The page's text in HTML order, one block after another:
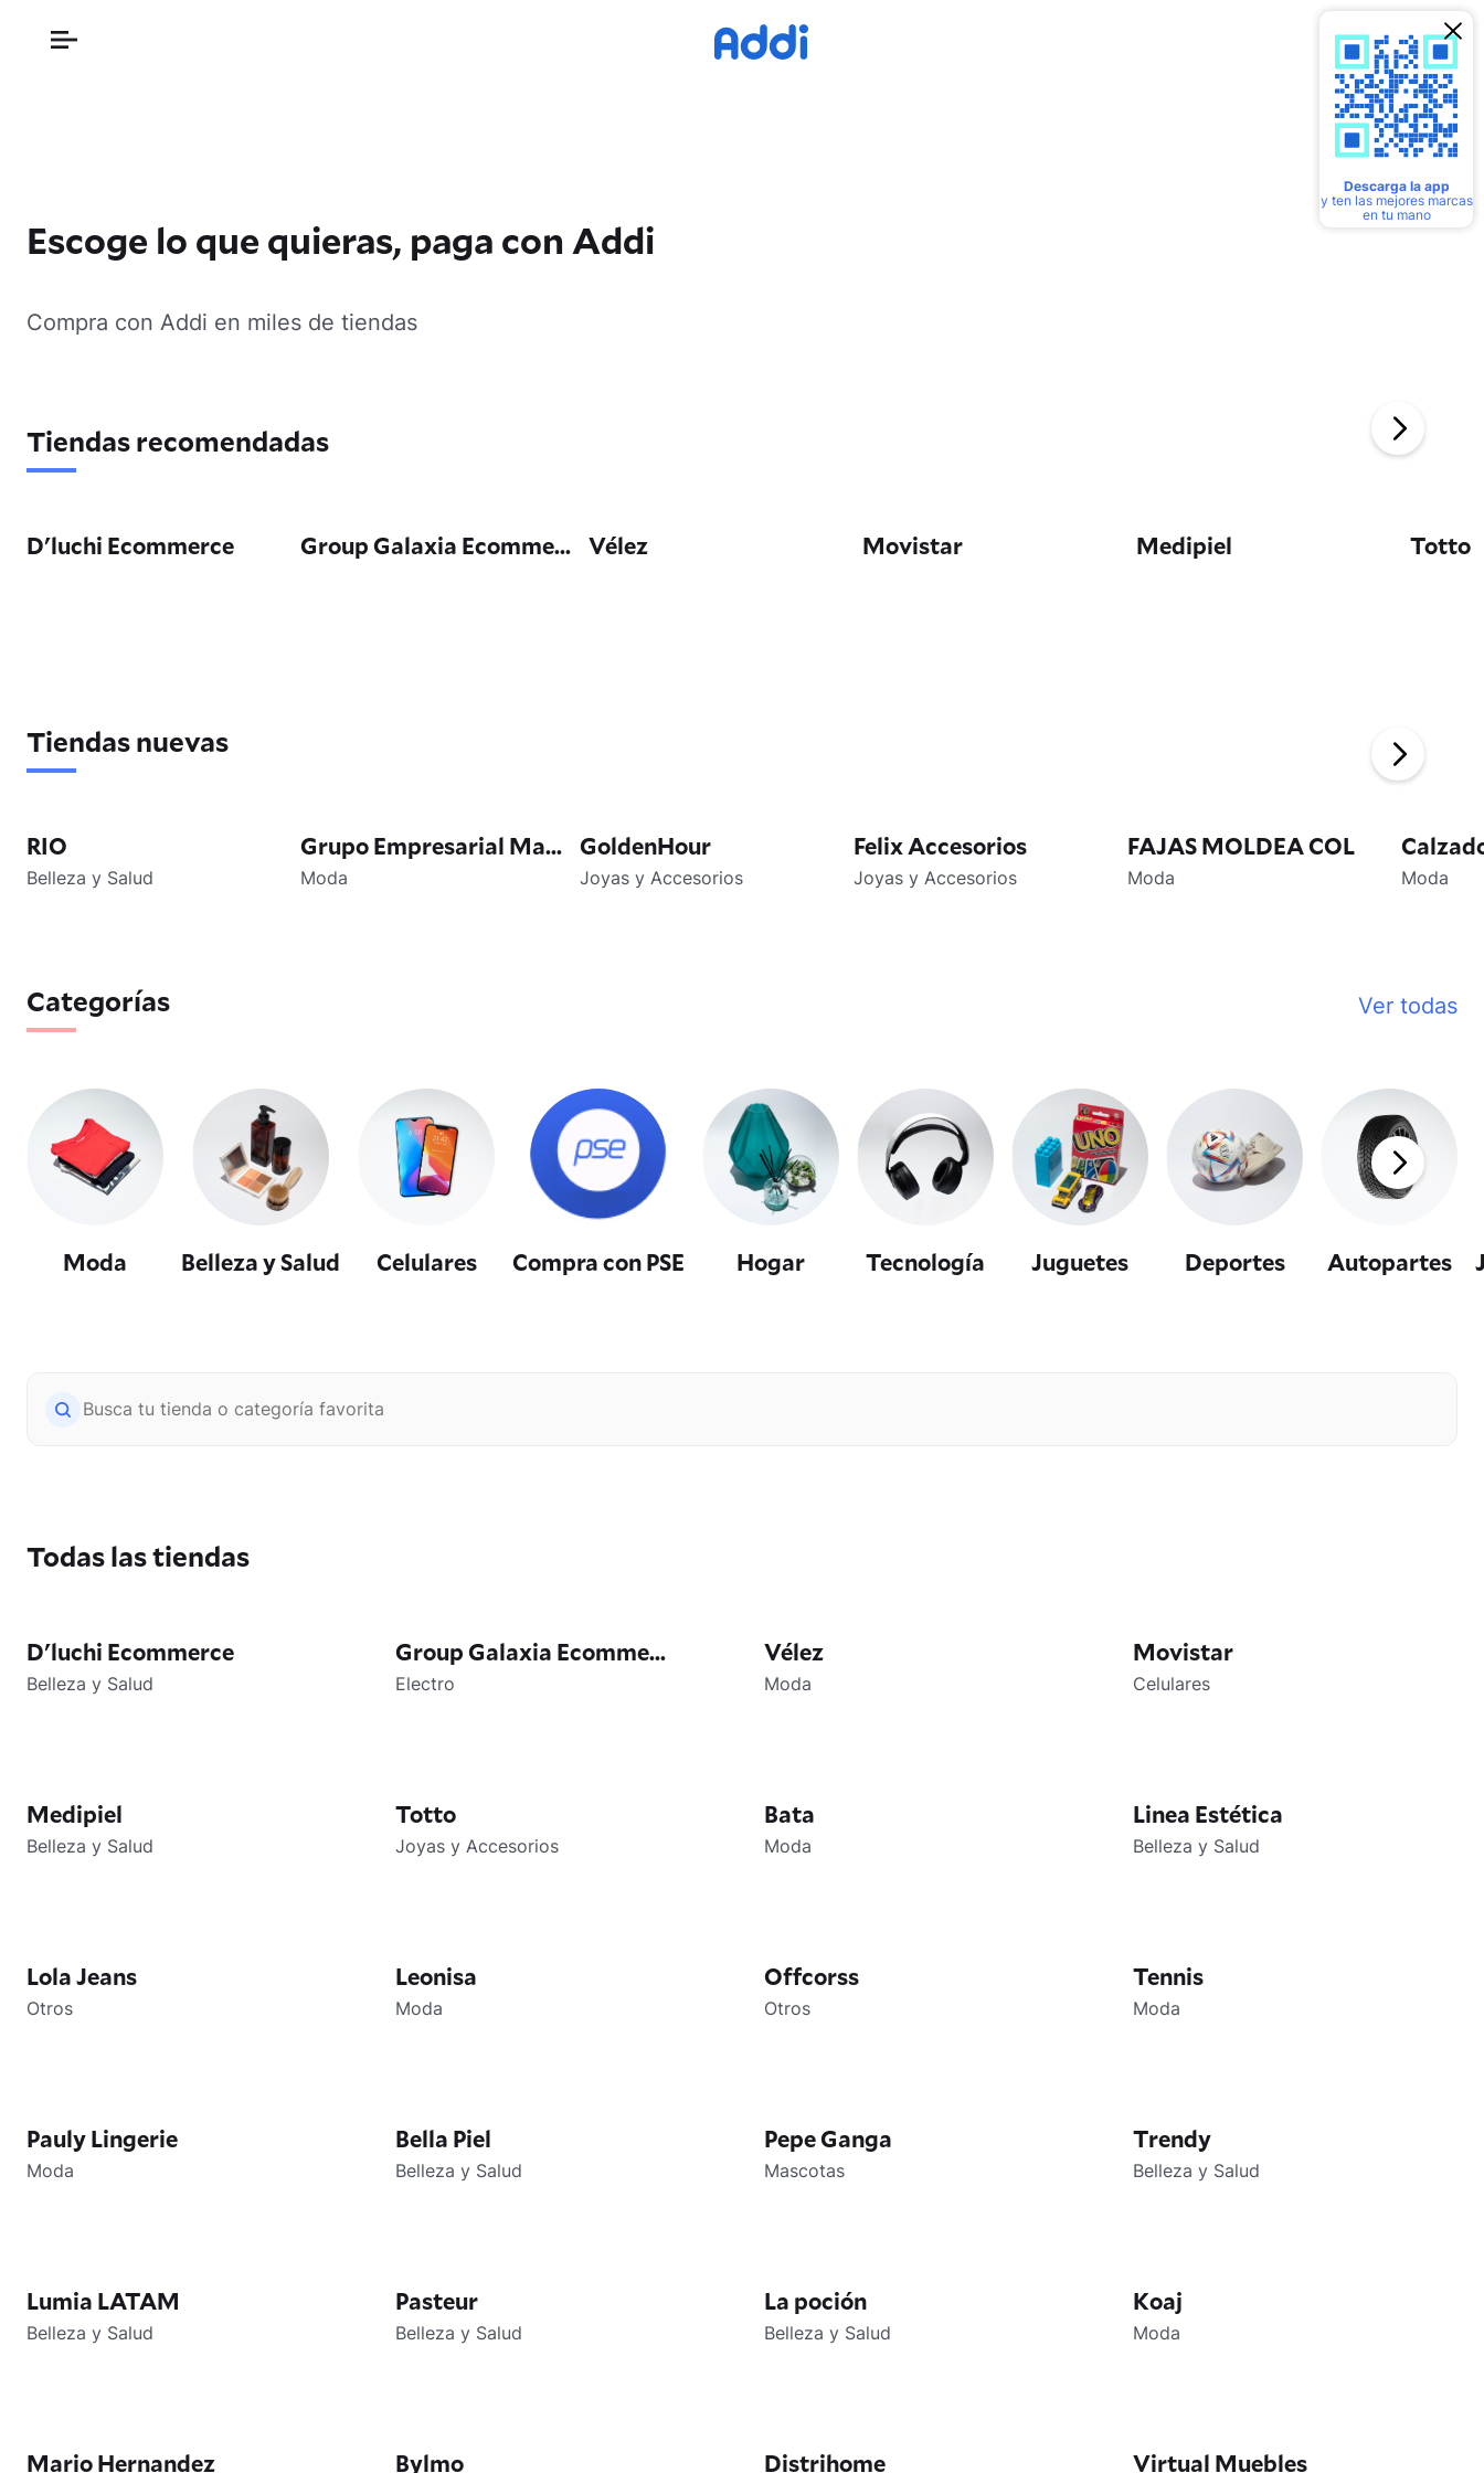
Descarga la app
y ten las mejores marcas
en tu mano
Escoge lo que quieras, paga con Addi
Compra con Addi en miles de tiendas
Tiendas recomendadas
D'luchi Ecommerce Group Galaxia Ecomme... Vélez Movistar Medipiel Totto
Tiendas nuevas
RIO
Belleza y Salud
Grupo Empresarial Ma...
Moda
GoldenHour
Joyas y Accesorios
Felix Accesorios
Joyas y Accesorios
FAJAS MOLDEA COL
Moda Moda
Categorías Ver todas
Moda Belleza y Salud Celulares Compra con PSE Hogar Tecnología Juguetes Deportes Autopartes
Todas las tiendas
D'luchi Ecommerce
Belleza y Salud
Group Galaxia Ecomme...
Electro
Vélez
Moda
Movistar
Celulares
Medipiel
Belleza y Salud
Totto
Joyas y Accesorios
Bata
Moda
Linea Estética
Belleza y Salud
Lola Jeans
Otros
Leonisa
Moda
Offcorss
Otros
Tennis
Moda
Pauly Lingerie
Moda
Bella Piel
Belleza y Salud
Pepe Ganga
Mascotas
Trendy
Belleza y Salud
Lumia LATAM
Belleza y Salud
Pasteur
Belleza y Salud
La poción
Belleza y Salud
Koaj
Moda
Mario Hernandez Bylmo Distrihome Virtual Muebles